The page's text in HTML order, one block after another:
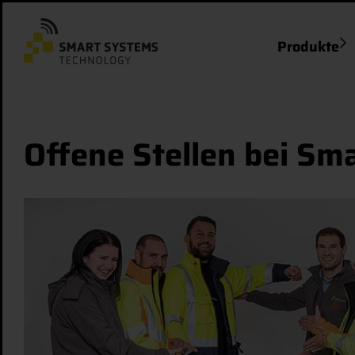
Produkte
Offene Stellen bei